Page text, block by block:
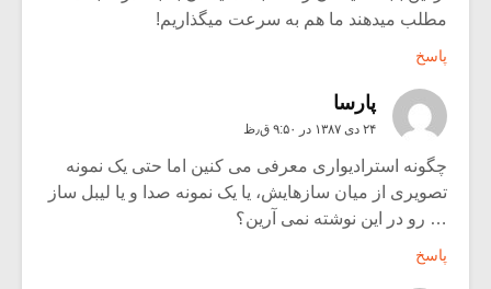
مطلب میدهند ما هم به سرعت میگذاریم!
پاسخ
پارسا
۲۴ دی ۱۳۸۷ در ۹:۵۰ ق٫ظ
چگونه استرادیواری معرفی می کنین اما حتی یک نمونه
تصویری از میان سازهایش، یا یک نمونه صدا و یا لیبل ساز
… رو در این نوشته نمی آرین؟
پاسخ